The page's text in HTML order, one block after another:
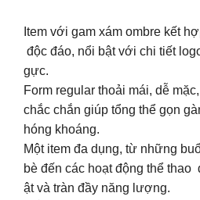
Item với gam xám ombre kết
độc đáo, nổi bật với chi tiết
gực.
Form regular thoải mái, dễ
chắc chắn giúp tổng thể gọn
hóng khoáng.
Một item đa dụng, từ những
bè đến các hoạt động thể thao
ật và tràn đầy năng lượng.